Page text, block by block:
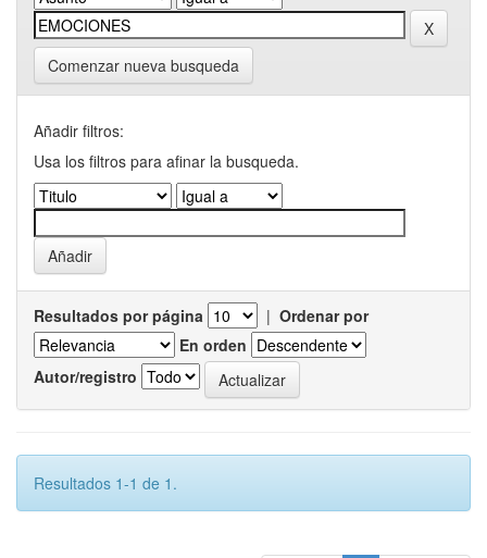
Comenzar nueva busqueda
Añadir filtros:
Usa los filtros para afinar la busqueda.
Resultados por página | Ordenar por
En orden
Autor/registro
Resultados 1-1 de 1.